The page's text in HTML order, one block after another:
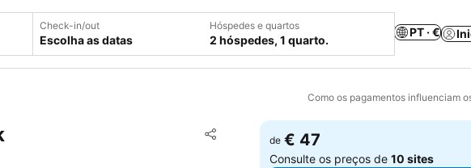
Check-in/out
Escolha as datas
Hóspedes e quartos
2 hóspedes, 1 quarto.
PT · €
Como os pagamentos influenciam
Partilhar
Adicionar aos favoritos
de € 47
Consulte os preços de10 sites